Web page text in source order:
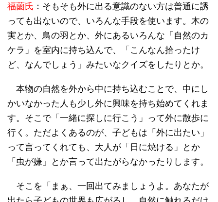
福薗氏 ：そもそも外に出る意識のない方は普通に誘
っても出ないので、いろんな手段を使います。木の
実とか、鳥の羽とか、外にあるいろんな「自然のカ
ケラ」を室内に持ち込んで、「こんなん拾ったけ
ど、なんでしょう」みたいなクイズをしたりとか。
本物の自然を外から中に持ち込むことで、中にし
かいなかった人も少し外に興味を持ち始めてくれま
す。そこで「一緒に探しに行こう」って外に散歩に
行く。ただよくあるのが、子どもは「外に出たい」
って言ってくれても、大人が「日に焼ける」とか
「虫が嫌」とか言って出たがらなかったりします。
そこを「まぁ、一回出てみましょうよ。あなたが